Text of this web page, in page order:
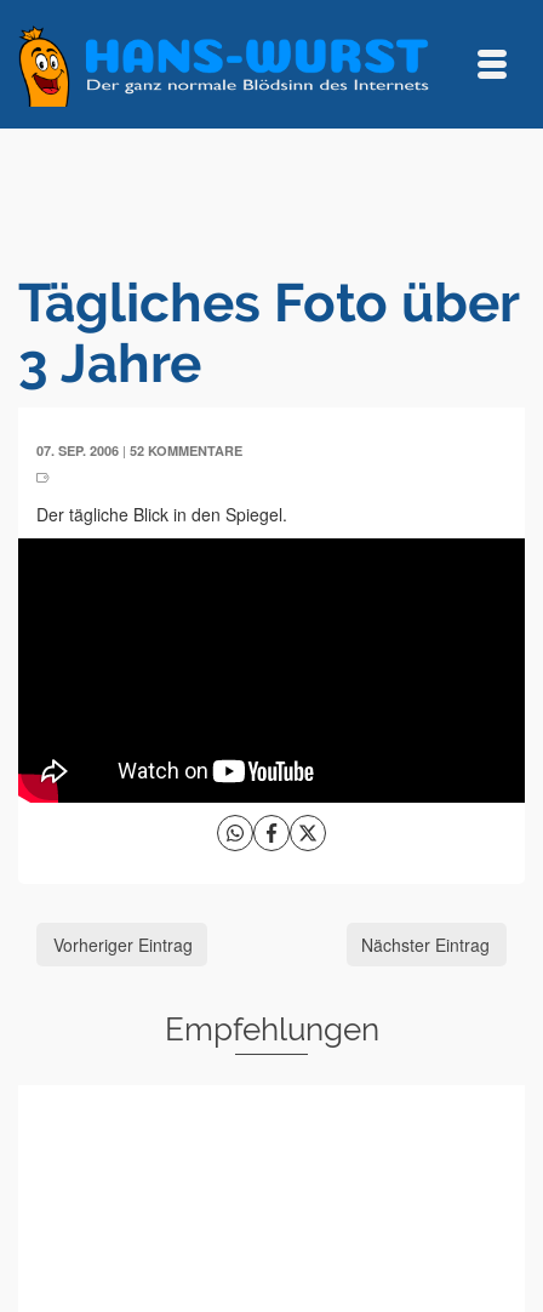
Tägliches Foto über
3 Jahre
07. SEP. 2006 | 52 KOMMENTARE
Der tägliche Blick in den Spiegel.
Vorheriger Eintrag Nächster Eintrag
Empfehlungen